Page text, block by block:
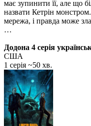
має зупинити її, але що
назвати Кетрін
мережа, і правда може
…
Додона 4 серія
США
1 серія ~50 хв.